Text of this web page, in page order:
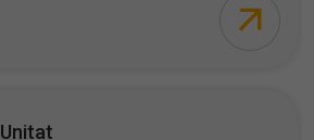
Unitat